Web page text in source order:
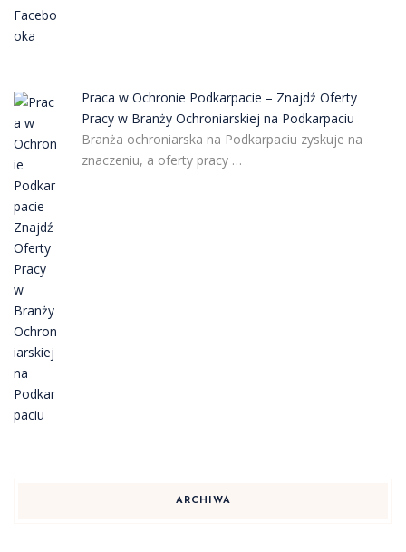
Praca w Ochronie Podkarpacie – Znajdź Oferty
Pracy w Branży Ochroniarskiej na Podkarpaciu
Branża ochroniarska na Podkarpaciu zyskuje na
znaczeniu, a oferty pracy …
ARCHIWA